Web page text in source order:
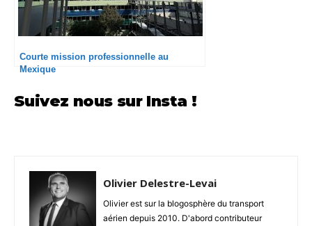
Courte mission professionnelle au
Mexique
Suivez nous sur Insta !
Olivier Delestre-Levai
Olivier est sur la blogosphère du transport
aérien depuis 2010. D'abord contributeur